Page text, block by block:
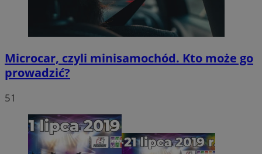
Microcar, czyli minisamochód. Kto może go
prowadzić?
51